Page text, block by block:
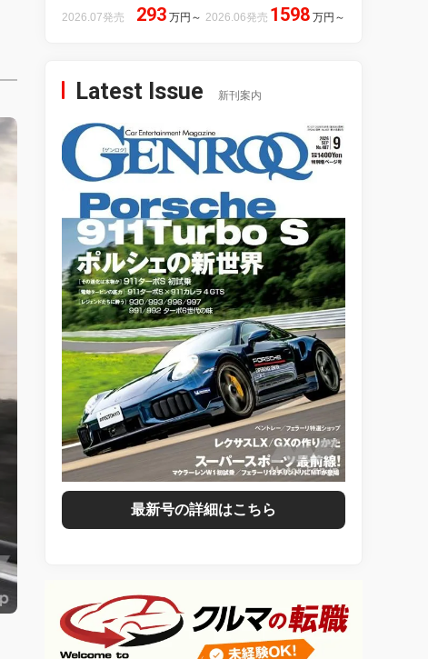
2026.07発売 293 万円 ～ 2026.06発売 1598 万円 ～
Latest Issue 新刊案内
最新号の詳細はこちら